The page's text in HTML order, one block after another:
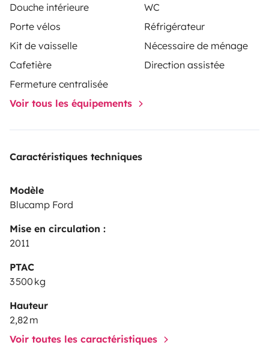
Se permite viajar solo dentro de la isla
Perfecta para escapadas familiares, rutas por la costa
o desconectar en plena naturaleza
¡Disfruta de la libertad de viajar sin prisas, con el
confort de una casa sobre ruedas! Reserva ahora y
empieza tu aventura en Gran Canaria.
Douche intérieure
WC
Porte vélos
Réfrigérateur
Kit de vaisselle
Nécessaire de ménage
Cafetière
Direction assistée
Fermeture centralisée
Voir tous les équipements
Caractéristiques techniques
Modèle
Blucamp Ford
Mise en circulation :
2011
PTAC
3 500 kg
Hauteur
2,82 m
Voir toutes les caractéristiques